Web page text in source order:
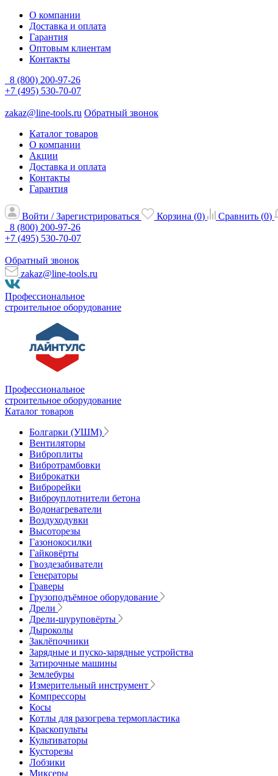
О компании
Доставка и оплата
Гарантия
Оптовым клиентам
Контакты
8 (800) 200-97-26
+7 (495) 530-70-07
zakaz@line-tools.ru Обратный звонок
Каталог товаров
О компании
Акции
Доставка и оплата
Контакты
Гарантия
Войти / Зарегистрироваться Корзина (0) Сравнить (0)
8 (800) 200-97-26
+7 (495) 530-70-07
Обратный звонок
zakaz@line-tools.ru
Профессиональное
строительное оборудование
Профессиональное
строительное оборудование
Каталог товаров
Болгарки (УШМ)
Вентиляторы
Виброплиты
Вибротрамбовки
Виброкатки
Виброрейки
Виброуплотнители бетона
Водонагреватели
Воздуходувки
Высоторезы
Газонокосилки
Гайковёрты
Гвоздезабиватели
Генераторы
Граверы
Грузоподъёмное оборудование
Дрели
Дрели-шуруповёрты
Дыроколы
Заклёпочники
Зарядные и пуско-зарядные устройства
Затирочные машины
Землебуры
Измерительный инструмент
Компрессоры
Косы
Котлы для разогрева термопластика
Краскопульты
Культиваторы
Кусторезы
Лобзики
Миксеры